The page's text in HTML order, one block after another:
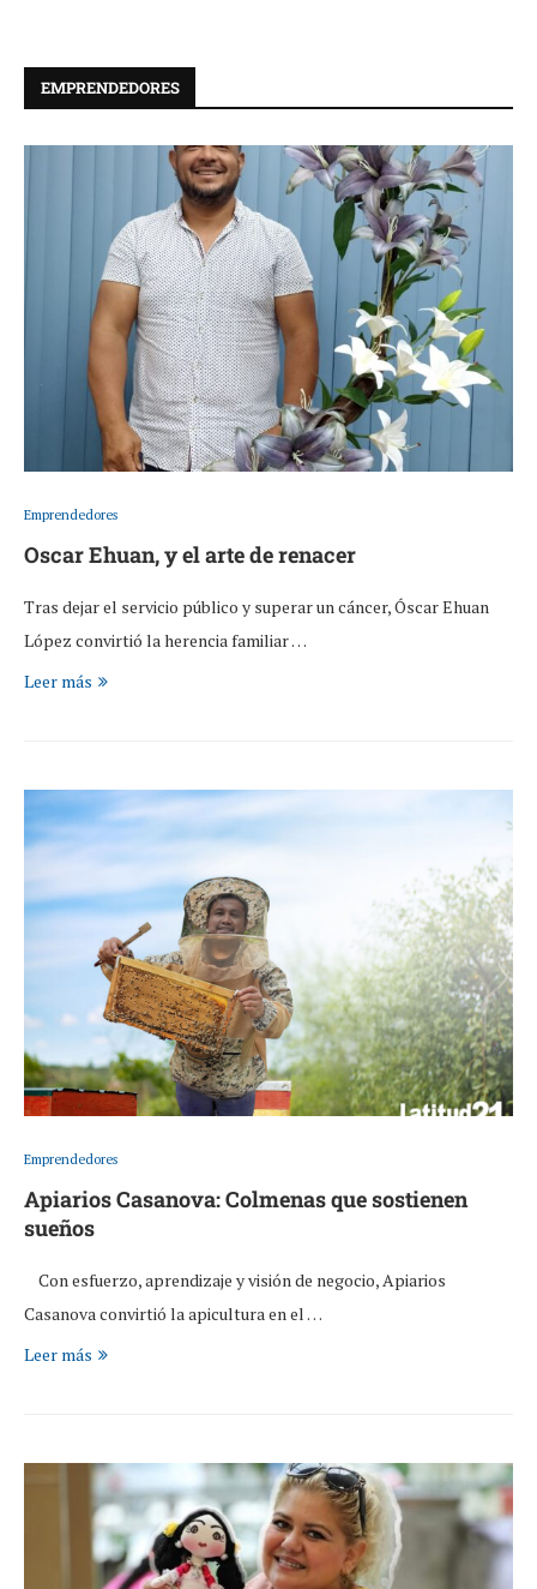
EMPRENDEDORES
Emprendedores
Oscar Ehuan, y el arte de renacer
Tras dejar el servicio público y superar un cáncer, Óscar Ehuan
López convirtió la herencia familiar …
Leer más
Emprendedores
Apiarios Casanova: Colmenas que sostienen
sueños
Con esfuerzo, aprendizaje y visión de negocio, Apiarios
Casanova convirtió la apicultura en el …
Leer más